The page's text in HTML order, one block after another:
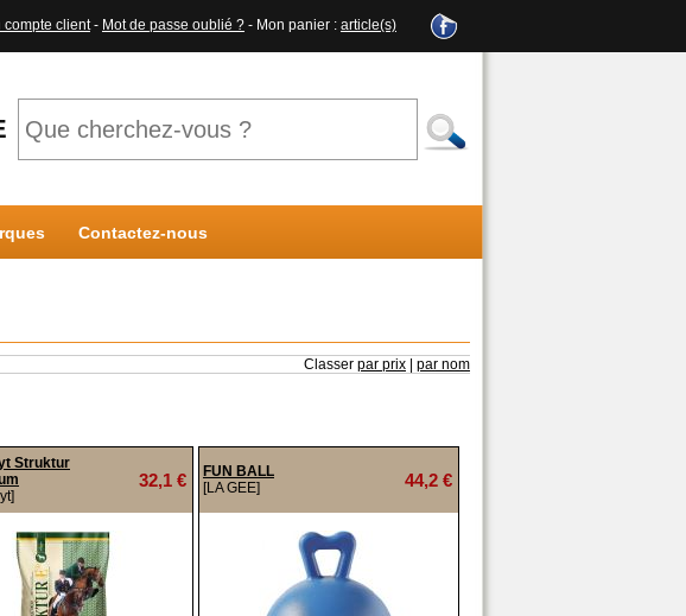
compte client- Mot de passe oublié ? - Mon panier : article(s)
Contactez-nous
Classer par prix par nom
Struktur
32,1 €
FUN BALL
[LA GEE]
44,2 €